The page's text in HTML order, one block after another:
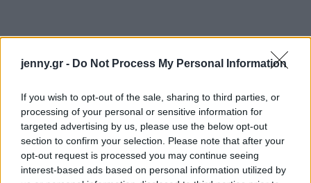
jenny.gr - Do Not Process My Personal Information
If you wish to opt-out of the sale, sharing to third parties, or
processing of your personal or sensitive information for
targeted advertising by us, please use the below opt-out
section to confirm your selection. Please note that after your
opt-out request is processed you may continue seeing
interest-based ads based on personal information utilized by